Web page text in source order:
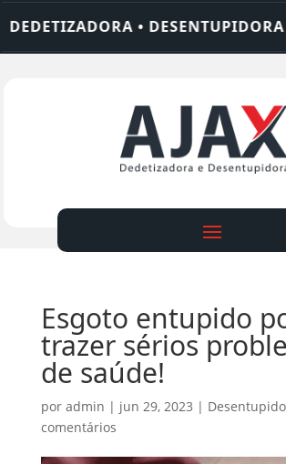
• DESENTUPIDORA •
Esgoto entupido
trazer sérios
de saúde!
por admin | jun 29, 2023 |
comentários